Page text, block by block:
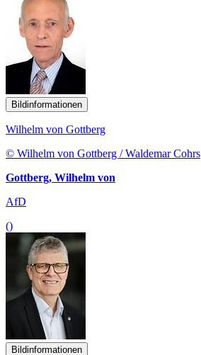
Bildinformationen
Wilhelm von Gottberg
© Wilhelm von Gottberg / Waldemar Cohrs
Gottberg, Wilhelm von
AfD
()
Bildinformationen